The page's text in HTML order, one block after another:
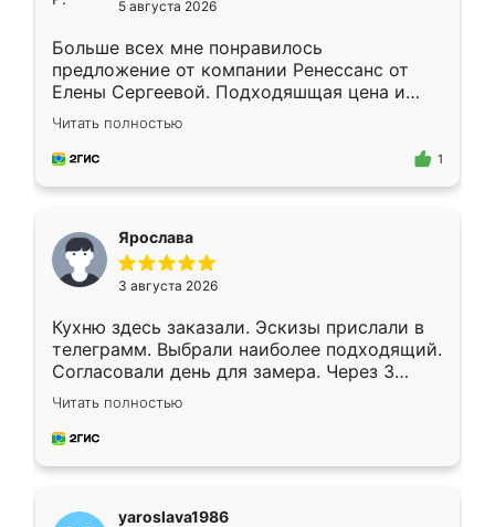
5 августа 2026
Больше всех мне понравилось
предложение от компании Ренессанс от
Елены Сергеевой. Подходяшщая цена и
короткие сроки изготовления. Приехавший
для замера сотрудник Владислав
предложил по моему эскизу самый
Читать полностью
1
Ярослава
3 августа 2026
Кухню здесь заказали. Эскизы прислали в
телеграмм. Выбрали наиболее подходящий.
Согласовали день для замера. Через 3
недели кухня была уже готова. Остались
довольны работой. Спасибо Ренессанс
мебель за качественную работу!
Читать полностью
yaroslava1986